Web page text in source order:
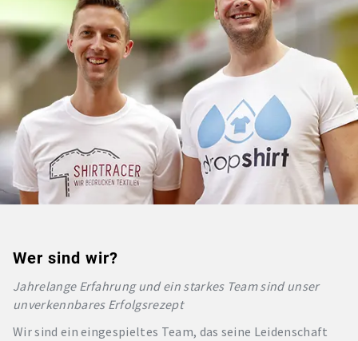
Wer sind wir?
Jahrelange Erfahrung und ein starkes Team sind unser
unverkennbares Erfolgsrezept
Wir sind ein eingespieltes Team, das seine Leidenschaft